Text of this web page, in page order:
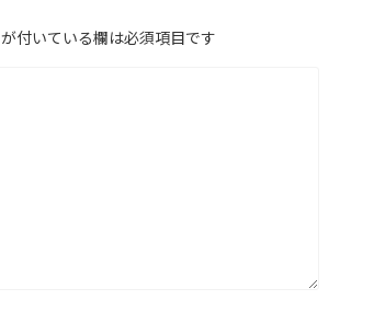
が付いている欄は必須項目です